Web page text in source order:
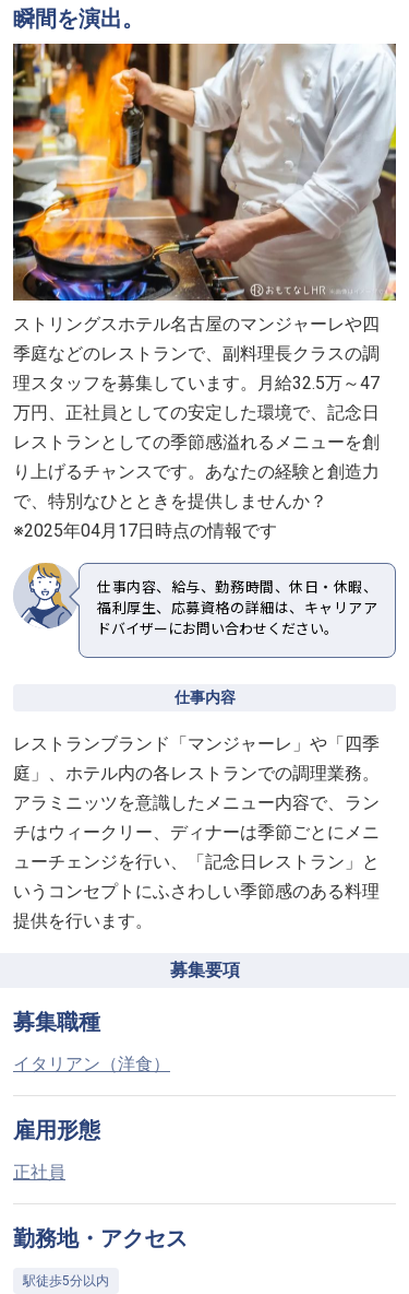
瞬間を演出。
ストリングスホテル名古屋のマンジャーレや四
季庭などのレストランで、副料理長クラスの調
理スタッフを募集しています。月給32.5万～47
万円、正社員としての安定した環境で、記念日
レストランとしての季節感溢れるメニューを創
り上げるチャンスです。あなたの経験と創造力
で、特別なひとときを提供しませんか？
※2025年04月17日時点の情報です
仕事内容、給与、勤務時間、休日・休暇、
福利厚生、応募資格の詳細は、キャリアア
ドバイザーにお問い合わせください。
仕事内容
レストランブランド「マンジャーレ」や「四季
庭」、ホテル内の各レストランでの調理業務。
アラミニッツを意識したメニュー内容で、ラン
チはウィークリー、ディナーは季節ごとにメニ
ューチェンジを行い、「記念日レストラン」と
いうコンセプトにふさわしい季節感のある料理
提供を行います。
募集要項
募集職種
イタリアン（洋食）
雇用形態
正社員
勤務地・アクセス
駅徒歩5分以内